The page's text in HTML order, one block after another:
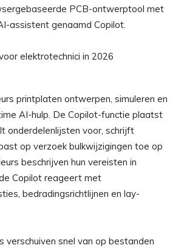
PCB-ontwerptool met
assistent genaamd Copilot.
printplaten ontwerpen, simuleren en
AI-hulp. De Copilot-functie plaatst
onderdelenlijsten voor, schrijft
op verzoek bulkwijzigingen toe op
beschrijven hun vereisten in
Copilot reageert met
bedradingsrichtlijnen en lay-
verschuiven snel van op bestanden